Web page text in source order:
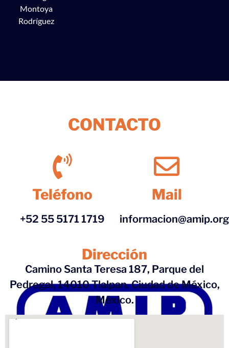
Montoya
Rodríguez
CONTACTO
Teléfono
+52 55 5171 1719
Mail
Dirección
Camino Santa Teresa 187, Parque del
Pedregal, 14010 Tlalpan, Ciudad de México,
México.